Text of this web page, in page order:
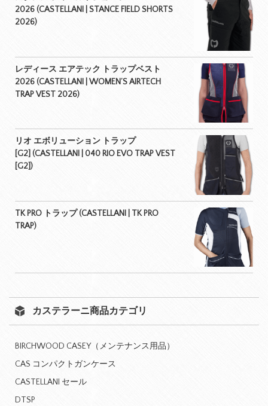
2026 (CASTELLANI | STANCE FIELD SHORTS
2026)
レディース エアテック トラップベスト
2026 (CASTELLANI | WOMEN’S AIRTECH
TRAP VEST 2026)
リオ エボリューション トラップ
[G2] (CASTELLANI | 040 RIO EVO TRAP VEST
[G2])
TK PRO トラップ (CASTELLANI | TK PRO
TRAP)
カステラーニ商品カテゴリ
BIRCHWOOD CASEY（メンテナンス用品）
CAS コンパクトガンケース
CASTELLANI セール
DTSP